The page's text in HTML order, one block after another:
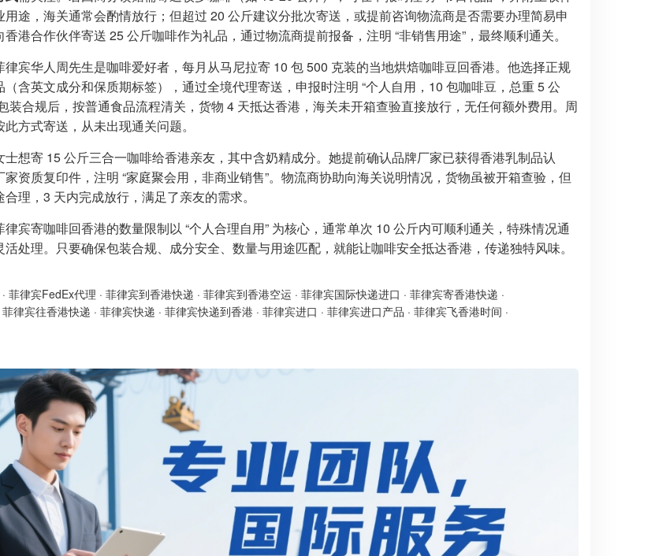
用途，海关通常会酌情放行；但超过 20 公斤建议分批次寄送，或提前咨询物流商是否需要办理简易申
港合作伙伴寄送 25 公斤咖啡作为礼品，通过物流商提前报备，注明 “非销售用途”，最终顺利通关。
律宾华人周先生是咖啡爱好者，每月从马尼拉寄 10 包 500 克装的当地烘焙咖啡豆回香港。他选择正规
含英文成分和保质期标签），通过全境代理寄送，申报时注明 “个人自用，10 包咖啡豆，总重 5 公
装合规后，按普通食品流程清关，货物 4 天抵达香港，海关未开箱查验直接放行，无任何额外费用。周
方式寄送，从未出现通关问题。
士想寄 15 公斤三合一咖啡给香港亲友，其中含奶精成分。她提前确认品牌厂家已获得香港乳制品认
资质复印件，注明 “家庭聚会用，非商业销售”。物流商协助向海关说明情况，货物虽被开箱查验，但
理，3 天内完成放行，满足了亲友的需求。
宾寄咖啡回香港的数量限制以 “个人合理自用” 为核心，通常单次 10 公斤内可顺利通关，特殊情况通
处理。只要确保包装合规、成分安全、数量与用途匹配，就能让咖啡安全抵达香港，传递独特风味。
· 菲律宾FedEx代理 · 菲律宾到香港快递 · 菲律宾到香港空运 · 菲律宾国际快递进口 · 菲律宾寄香港快递 ·
菲律宾往香港快递 · 菲律宾快递 · 菲律宾快递到香港 · 菲律宾进口 · 菲律宾进口产品 · 菲律宾飞香港时间 ·